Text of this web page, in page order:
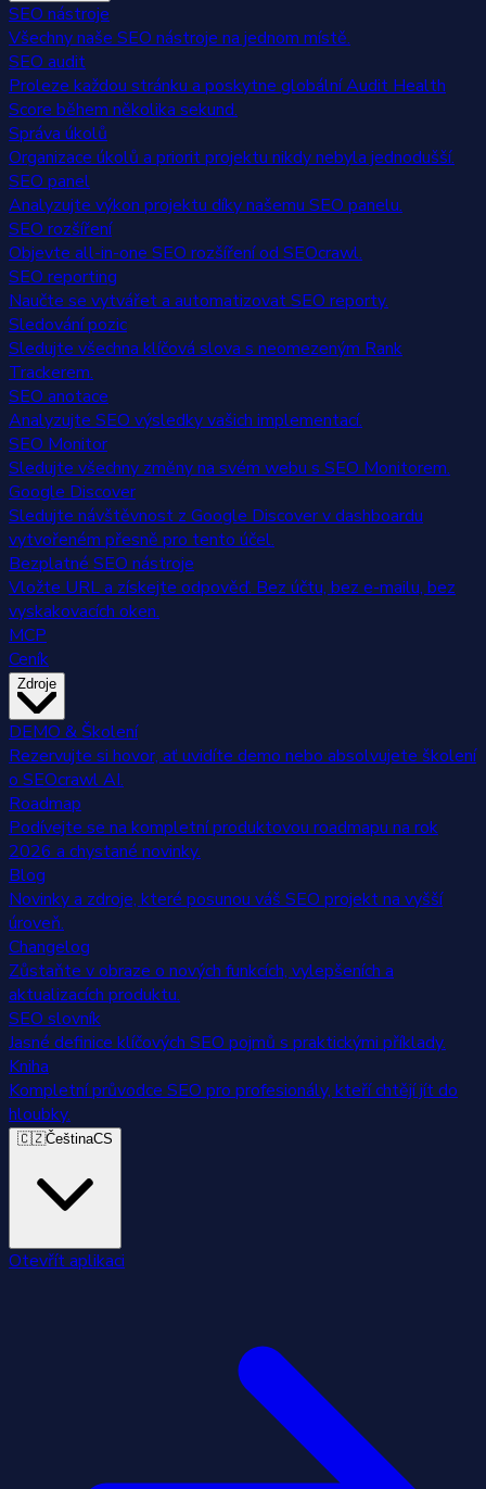
SEO nástroje
Všechny naše SEO nástroje na jednom místě.
SEO audit
Proleze každou stránku a poskytne globální Audit Health
Score během několika sekund.
Správa úkolů
Organizace úkolů a priorit projektu nikdy nebyla jednodušší.
SEO panel
Analyzujte výkon projektu díky našemu SEO panelu.
SEO rozšíření
Objevte all-in-one SEO rozšíření od SEOcrawl.
SEO reporting
Naučte se vytvářet a automatizovat SEO reporty.
Sledování pozic
Sledujte všechna klíčová slova s neomezeným Rank
Trackerem.
SEO anotace
Analyzujte SEO výsledky vašich implementací.
SEO Monitor
Sledujte všechny změny na svém webu s SEO Monitorem.
Google Discover
Sledujte návštěvnost z Google Discover v dashboardu
vytvořeném přesně pro tento účel.
Bezplatné SEO nástroje
Vložte URL a získejte odpověď. Bez účtu, bez e-mailu, bez
vyskakovacích oken.
MCP
Ceník
Zdroje
DEMO & Školení
Rezervujte si hovor, ať uvidíte demo nebo absolvujete školení
o SEOcrawl AI.
Roadmap
Podívejte se na kompletní produktovou roadmapu na rok
2026 a chystané novinky.
Blog
Novinky a zdroje, které posunou váš SEO projekt na vyšší
úroveň.
Changelog
Zůstaňte v obraze o nových funkcích, vylepšeních a
aktualizacích produktu.
SEO slovník
Jasné definice klíčových SEO pojmů s praktickými příklady.
Kniha
Kompletní průvodce SEO pro profesionály, kteří chtějí jít do
hloubky.
🇨🇿ČeštinaCS
Otevřít aplikaci